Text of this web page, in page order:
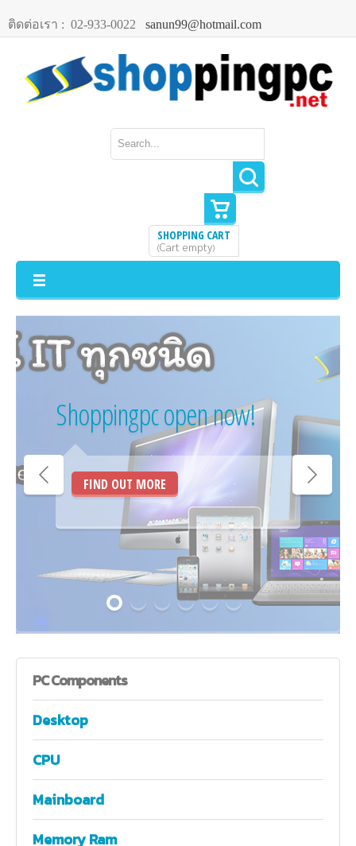
ติดต่อเรา : 02-933-0022 sanun99@hotmail.com
SHOPPING CART
(Cart empty)
Shoppingpc open now!
FIND OUT MORE
PCComponents
Desktop
CPU
Mainboard
Memory Ram